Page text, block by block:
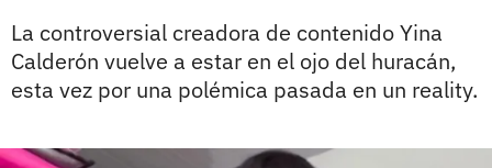
La controversial creadora de contenido Yina
Calderón vuelve a estar en el ojo del huracán,
esta vez por una polémica pasada en un reality.